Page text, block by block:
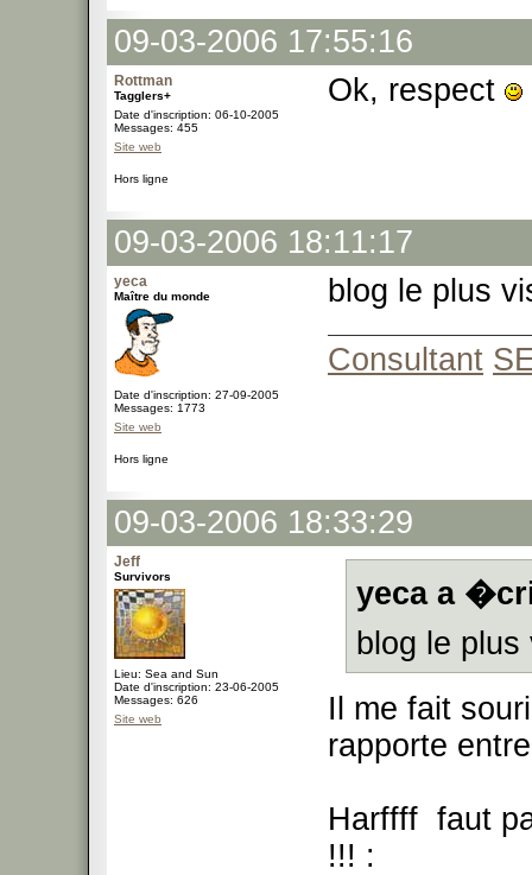
09-03-2006 17:55:16
Rottman
Tagglers+
Date d'inscription: 06-10-2005
Messages: 455
Site web
Ok, respect
Hors ligne
09-03-2006 18:11:17
yeca
Maître du monde
Date d'inscription: 27-09-2005
Messages: 1773
Site web
blog le plus
Consultant
Hors ligne
09-03-2006 18:33:29
Jeff
Survivors
Lieu: Sea and Sun
Date d'inscription: 23-06-2005
Messages: 626
Site web
yeca a
blog le
Il me fait
rapporte
Harffff faut
!!! :